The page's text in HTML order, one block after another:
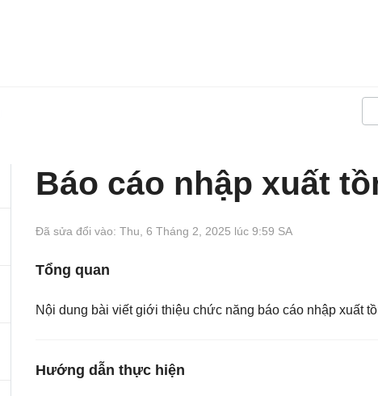
Báo cáo nhập xuất
Đã sửa đổi vào: Thu, 6 Tháng 2, 2025 lúc 9:59 SA
Tổng quan
Nội dung bài viết giới thiệu chức năng báo cáo nhập xuất
Hướng dẫn thực hiện